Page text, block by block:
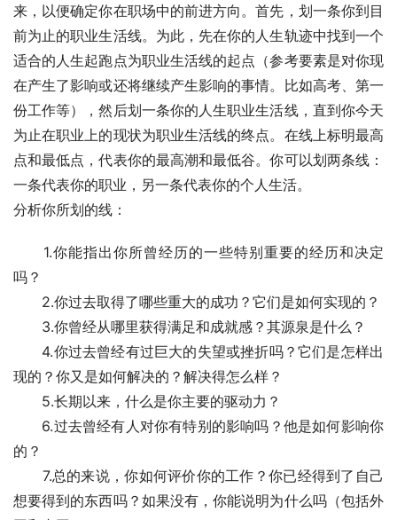
来，以便确定你在职场中的前进方向。首先，划一条你到目
前为止的职业生活线。为此，先在你的人生轨迹中找到一个
适合的人生起跑点为职业生活线的起点（参考要素是对你现
在产生了影响或还将继续产生影响的事情。比如高考、第一
份工作等），然后划一条你的人生职业生活线，直到你今天
为止在职业上的现状为职业生活线的终点。在线上标明最高
点和最低点，代表你的最高潮和最低谷。你可以划两条线：
一条代表你的职业，另一条代表你的个人生活。
分析你所划的线：
1.你能指出你所曾经历的一些特别重要的经历和决定
吗？
2.你过去取得了哪些重大的成功？它们是如何实现的？
3.你曾经从哪里获得满足和成就感？其源泉是什么？
4.你过去曾经有过巨大的失望或挫折吗？它们是怎样出
现的？你又是如何解决的？解决得怎么样？
5.长期以来，什么是你主要的驱动力？
6.过去曾经有人对你有特别的影响吗？他是如何影响你
的？
7.总的来说，你如何评价你的工作？你已经得到了自己
想要得到的东西吗？如果没有，你能说明为什么吗（包括外